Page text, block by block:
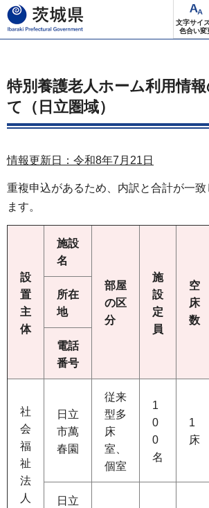
茨城県
文字サイ
色合い変
特別養護老人ホーム利用情
て（日立圏域）
情報更新日：令和8年7月21日
重複申込があるため、内訳と合計が一致
ます。
設
置
主
体
施設
名
部屋
の区
分
施
設
定
員
空
床
数
所在
地
電話
番号
社
会
福
祉
法
人
日立
市萬
春園
従来
型多
床
室、
個室
1
0
0
名
1
床
日立